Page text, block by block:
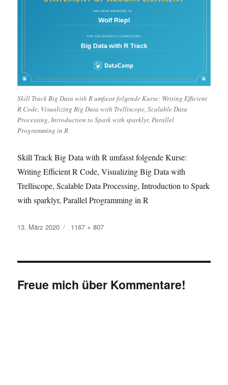
Skill Track Big Data with R umfasst folgende Kurse: Writing Efficient
R Code, Visualizing Big Data with Trelliscope, Scalable Data
Processing, Introduction to Spark with sparklyr, Parallel
Programming in R
Skill Track Big Data with R umfasst folgende Kurse:
Writing Efficient R Code, Visualizing Big Data with
Trelliscope, Scalable Data Processing, Introduction to Spark
with sparklyr, Parallel Programming in R
Veröffentlicht
13. März 2020 Originalgröße
1167 × 807
Freue mich über Kommentare!